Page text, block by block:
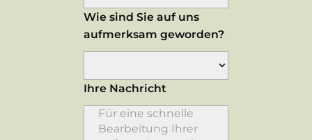
Wie sind Sie auf uns
aufmerksam geworden?
Ihre Nachricht